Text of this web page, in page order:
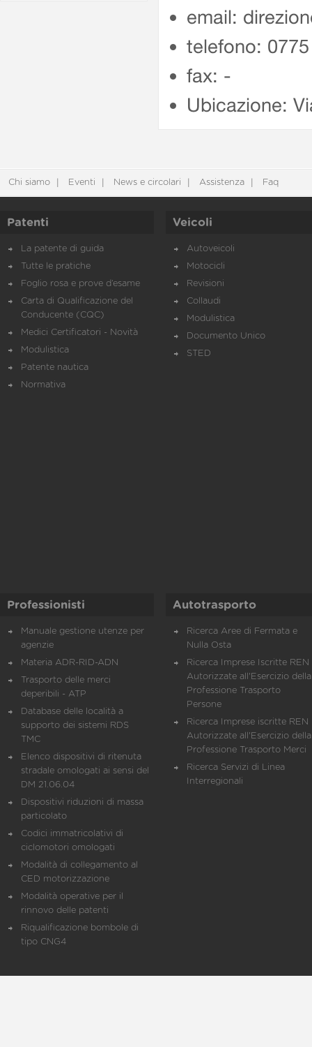
email:
telefono:
fax: -
Ubicazione:
Chi siamo Eventi News e circolari Assistenza Faq
Patenti
La patente di guida
Tutte le pratiche
Foglio rosa e prove d’esame
Carta di Qualificazione del
Conducente (CQC)
Medici Certificatori - Novità
Modulistica
Patente nautica
Normativa
Veicoli
Autoveicoli
Motocicli
Revisioni
Collaudi
Modulistica
Documento Unico
STED
Professionisti
Manuale gestione utenze per
agenzie
Materia ADR-RID-ADN
Trasporto delle merci
deperibili - ATP
Database delle località a
supporto dei sistemi RDS
TMC
Elenco dispositivi di ritenuta
stradale omologati ai sensi del
DM 21.06.04
Dispositivi riduzioni di massa
particolato
Codici immatricolativi di
ciclomotori omologati
Modalità di collegamento al
CED motorizzazione
Modalità operative per il
rinnovo delle patenti
Riqualificazione bombole di
tipo CNG4
Autotrasporto
Ricerca Aree di Fermata e
Nulla Osta
Ricerca Imprese Iscritte REN
Autorizzate all'Esercizio della
Professione Trasporto
Persone
Ricerca Imprese iscritte REN
Autorizzate all'Esercizio della
Professione Trasporto Merci
Ricerca Servizi di Linea
Interregionali